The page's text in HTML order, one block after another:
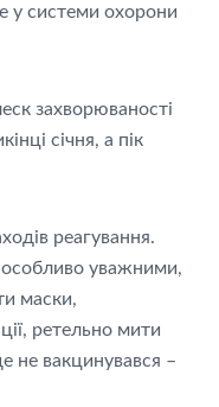
у системи охорони
захворюваності
січня, а пік
реагування.
уважними,
маски,
ретельно мити
не вакцинувався –